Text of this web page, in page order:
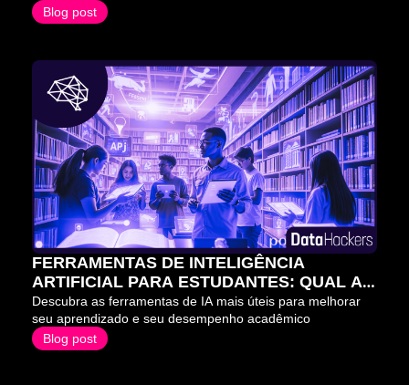
Blog post
FERRAMENTAS DE INTELIGÊNCIA
ARTIFICIAL PARA ESTUDANTES: QUAL A
MELHOR ESCOLHA?
Descubra as ferramentas de IA mais úteis para melhorar
seu aprendizado e seu desempenho acadêmico
Blog post